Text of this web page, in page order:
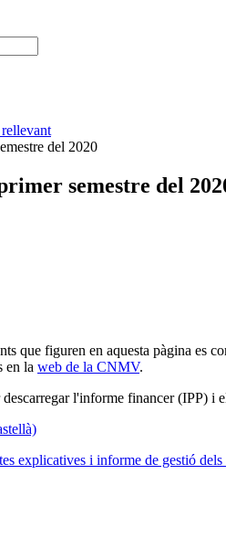
del 2020
semestre del
que figuren en aquesta pàgina es
en la web de la CNMV.
l'informe financer (IPP)
explicatives i informe de gestió